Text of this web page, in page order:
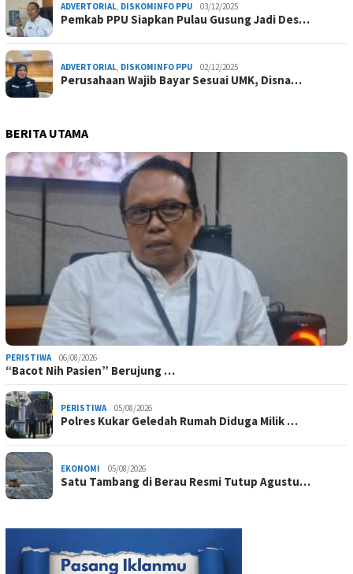
ADVERTORIAL, DISKOMINFO PPU 03/12/2025
Pemkab PPU Siapkan Pulau Gusung Jadi Des…
ADVERTORIAL, DISKOMINFO PPU 02/12/2025
Perusahaan Wajib Bayar Sesuai UMK, Disna…
BERITA UTAMA
PERISTIWA 06/08/2026
“Bacot Nih Pasien” Berujung …
PERISTIWA 05/08/2026
Polres Kukar Geledah Rumah Diduga Milik …
EKONOMI 05/08/2026
Satu Tambang di Berau Resmi Tutup Agustu…